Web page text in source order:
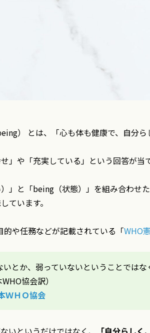
） とは、「心も体も健康で、自分ら
」や「充実している」という回答が当
」と「being（状態）」を組み合わせ
ています。
的や任務などが記載されている「WHO
いとか、弱っていないということでは
協会訳）
ＷＨＯ協会